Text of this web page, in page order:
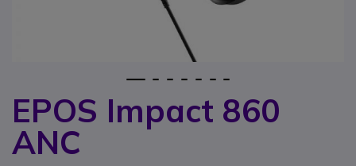
EPOS Impact 860
ANC
Ga naar het begin van de afbeeldingen-gallerij